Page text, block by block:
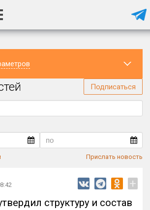
Подписаться
Прислать новость
+
структуру и состав